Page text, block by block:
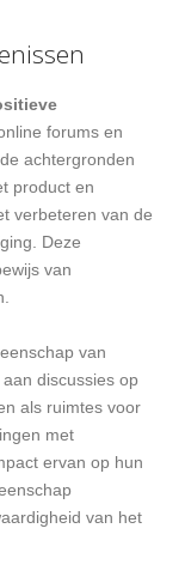
forums en
achtergronden
product en
verbeteren van de
Deze
van
van
discussies op
als ruimtes voor
met
ervan op hun
van het